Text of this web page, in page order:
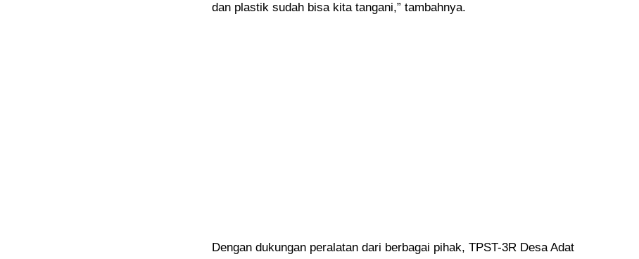
dan plastik sudah bisa kita tangani,” tambahnya.
Dengan dukungan peralatan dari berbagai pihak, TPST-3R Desa Adat